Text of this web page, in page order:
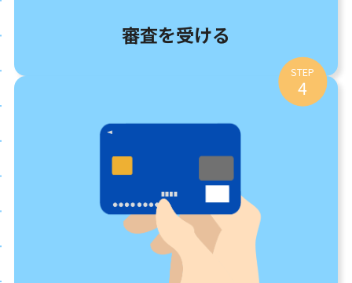
審査を受ける
STEP
4